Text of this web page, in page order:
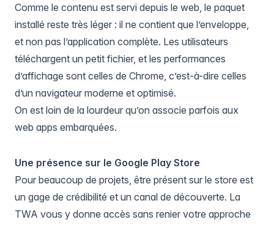
Comme le contenu est servi depuis le web, le paquet
installé reste très léger : il ne contient que l’enveloppe,
et non pas l’application complète. Les utilisateurs
téléchargent un petit fichier, et les performances
d’affichage sont celles de Chrome, c’est-à-dire celles
d’un navigateur moderne et optimisé.
On est loin de la lourdeur qu’on associe parfois aux
web apps embarquées.
Une présence sur le Google Play Store
Pour beaucoup de projets, être présent sur le store est
un gage de crédibilité et un canal de découverte. La
TWA vous y donne accès sans renier votre approche